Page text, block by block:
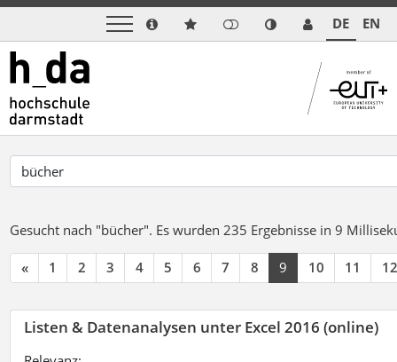
DE EN
Gesucht nach "bücher". Es wurden 235 Ergebnisse in 9
« 1 2 3 4 5 6 7 8 9 10 11 12
Listen & Datenanalysen unter Excel 2016 (online)